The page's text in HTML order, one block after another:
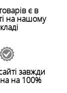
є в
на нашому
завжди
на 100%